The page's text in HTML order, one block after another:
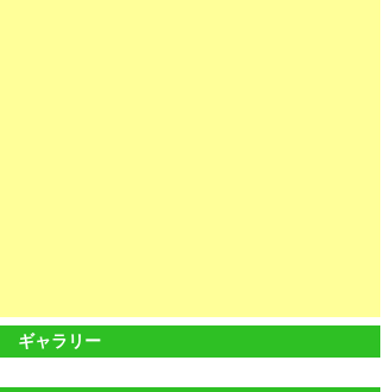
ギャラリー